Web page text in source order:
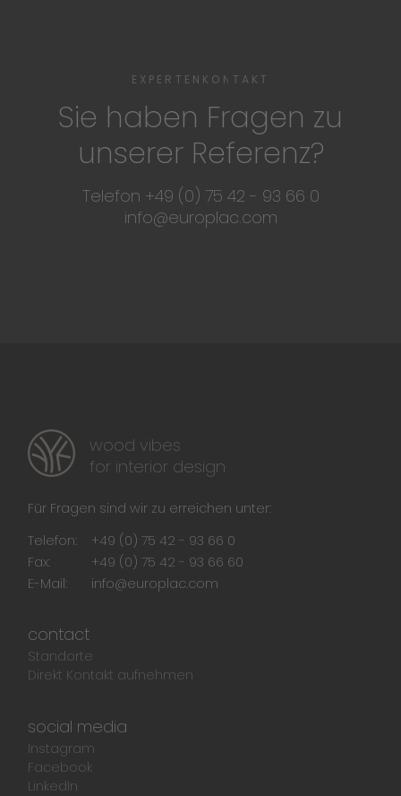
EXPERTENKONTAKT
Sie haben Fragen zu
unserer Referenz?
Telefon +49 (0) 75 42 - 93 66 0
info@europlac.com
wood vibes
for interior design
Für Fragen sind wir zu erreichen unter:
Telefon:
+49 (0) 75 42 - 93 66 0
Fax:
+49 (0) 75 42 - 93 66 60
E-Mail:
info@europlac.com
contact
Standorte
Direkt Kontakt aufnehmen
social media
Instagram
Facebook
LinkedIn